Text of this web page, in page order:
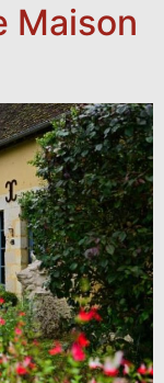
Maison